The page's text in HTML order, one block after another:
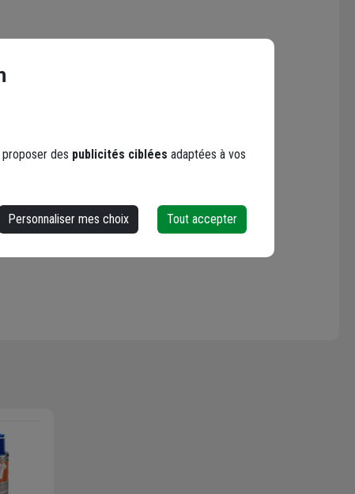
proposer des publicités ciblées adaptées à vos
Personnaliser mes choix Tout accepter